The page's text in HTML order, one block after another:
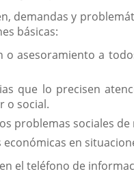
demandas y
básicas:
asesoramiento a
que lo precisen
o social.
problemas sociales
en
en el teléfono de